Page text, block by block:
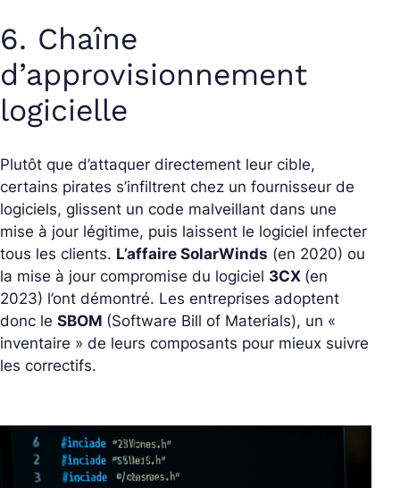
6. Chaîne
d’approvisionnement
logicielle
Plutôt que d’attaquer directement leur cible,
certains pirates s’infiltrent chez un fournisseur de
logiciels, glissent un code malveillant dans une
mise à jour légitime, puis laissent le logiciel infecter
tous les clients. L’affaire SolarWinds (en 2020) ou
la mise à jour compromise du logiciel 3CX (en
2023) l’ont démontré. Les entreprises adoptent
donc le SBOM (Software Bill of Materials), un «
inventaire » de leurs composants pour mieux suivre
les correctifs.